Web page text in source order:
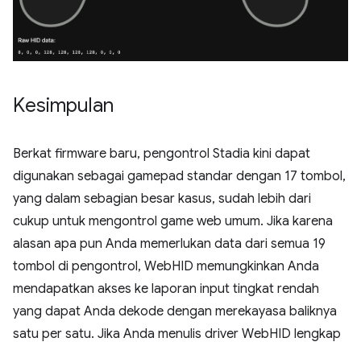
Kesimpulan
Berkat firmware baru, pengontrol Stadia kini dapat
digunakan sebagai gamepad standar dengan 17 tombol,
yang dalam sebagian besar kasus, sudah lebih dari
cukup untuk mengontrol game web umum. Jika karena
alasan apa pun Anda memerlukan data dari semua 19
tombol di pengontrol, WebHID memungkinkan Anda
mendapatkan akses ke laporan input tingkat rendah
yang dapat Anda dekode dengan merekayasa baliknya
satu per satu. Jika Anda menulis driver WebHID lengkap